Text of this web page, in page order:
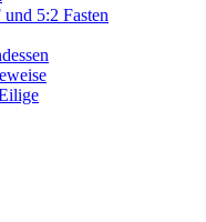
5:2 Fasten